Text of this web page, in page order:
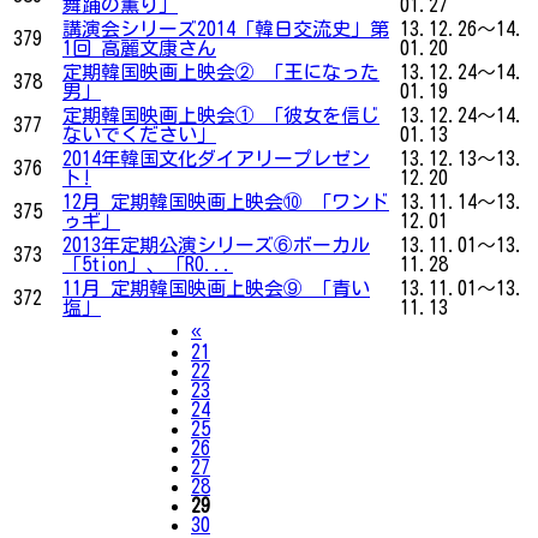
舞踊の薫り」
01.27
379
講演会シリーズ2014「韓日交流史」第
1回 高麗文康さん
13.12.26～14.
01.20
378
定期韓国映画上映会② 「王になった
男」
13.12.24～14.
01.19
377
定期韓国映画上映会① 「彼女を信じ
ないでください」
13.12.24～14.
01.13
376
2014年韓国文化ダイアリープレゼン
ト!
13.12.13～13.
12.20
375
12月 定期韓国映画上映会⑩ 「ワンド
ゥギ」
13.11.14～13.
12.01
373
2013年定期公演シリーズ⑥ボーカル
「5tion」、「RO...
13.11.01～13.
11.28
372
11月 定期韓国映画上映会⑨ 「青い
塩」
13.11.01～13.
11.13
«Previous
21
22
23
24
25
26
27
28
29
30